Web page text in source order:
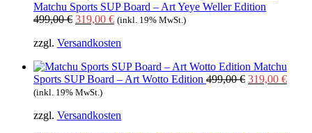
Matchu Sports SUP Board – Art Yeye Weller Edition
499,00€ Ursprünglicher
war:
319,00 €Aktueller
ist:
(inkl. 19% MwSt.)
zzgl. Versandkosten
Matchu
Sports SUP Board – Art Wotto Edition 499,00€ 319,00 €
(inkl. 19% MwSt.)
zzgl. Versandkosten